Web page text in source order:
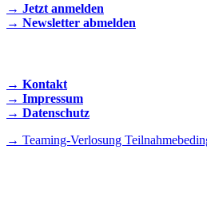
→ Jetzt anmelden
→ Newsletter abmelden
→ Kontakt
→ Impressum
→ Datenschutz
→ Teaming-Verlosung